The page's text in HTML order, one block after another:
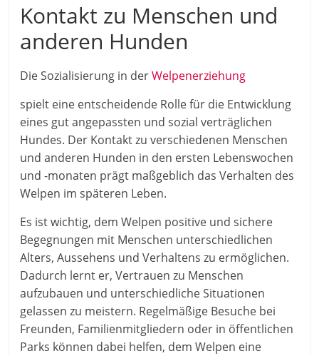
Kontakt zu Menschen und
anderen Hunden
Die Sozialisierung in derWelpenerziehung
spielt eine entscheidende Rolle für die Entwicklung
eines gut angepassten und sozial verträglichen
Hundes. Der Kontakt zu verschiedenen Menschen
und anderen Hunden in den ersten Lebenswochen
und -monaten prägt maßgeblich das Verhalten des
Welpen im späteren Leben.
Es ist wichtig, dem Welpen positive und sichere
Begegnungen mit Menschen unterschiedlichen
Alters, Aussehens und Verhaltens zu ermöglichen.
Dadurch lernt er, Vertrauen zu Menschen
aufzubauen und unterschiedliche Situationen
gelassen zu meistern. Regelmäßige Besuche bei
Freunden, Familienmitgliedern oder in öffentlichen
Parks können dabei helfen, dem Welpen eine